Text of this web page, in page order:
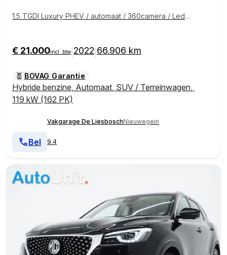
1.5 TGDI Luxury PHEV / automaat / 360camera / Lede
€ 21.000incl. btw 2022 66.906 km
BOVAG Garantie
Hybride benzine, Automaat, SUV / Terreinwagen,
119 kW (162 PK)
Vakgarage De LiesboschNieuwegein
9.4
Bel